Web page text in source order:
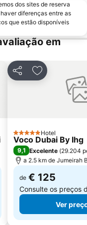
the Emirates
Centre Metro Station
& Underwater Zoo
Waterpark
Station
dos sites de reserva
diferenças entre as
que estão disponíveis
em
PartilharAdicionar
5 EstrelasHotel
Voco Dubai By Ihg
9,1 Excelente (29.204
a 2.5 km de Jumeirah
de € 125
Consulte os preços
Ver